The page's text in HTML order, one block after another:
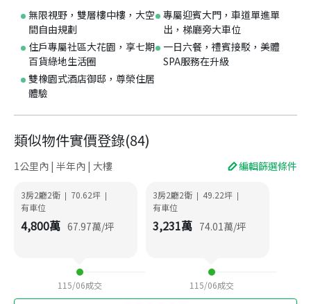
無限視野，雙層樓中樓，大空
間自由規劃
專屬迎賓大門，車道單進單
出，梯廳旁大車位
住戶專屬社區大花園，享七期
百貨綠地生活圈
一日六餐，禮賓接駁，美體
SPA服務在升級
雙橡園式酒店御邸，尊榮住居
體驗
類似物件實價登錄(84)
1公里內 | 半年內 | 大樓 編輯篩選條件
3房2廳2衛 | 70.62坪 |
有車位
4,800萬 67.97萬/坪
115/06成交
3房2廳2衛 | 49.22坪 |
有車位
3,231萬 74.01萬/坪
115/06成交